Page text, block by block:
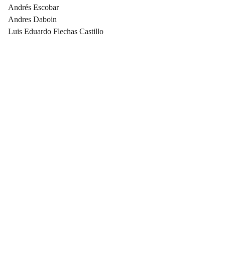
Andrés Escobar
Andres Daboin
Luis Eduardo Flechas Castillo